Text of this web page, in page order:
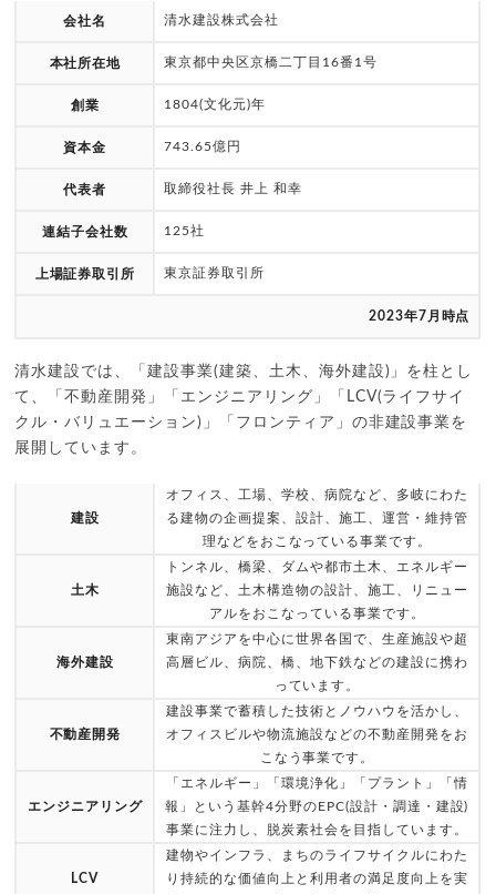
会社名 清水建設株式会社
本社所在地 東京都中央区京橋二丁目16番1号
創業 1804(文化元)年
資本金 743.65億円
代表者 取締役社長 井上 和幸
連結子会社数 125社
上場証券取引所 東京証券取引所
2023年7月時点
清水建設では、「建設事業(建築、土木、海外建設)」を柱とし
て、「不動産開発」「エンジニアリング」「LCV(ライフサイ
クル・バリュエーション)」「フロンティア」の非建設事業を
展開しています。
建設
オフィス、工場、学校、病院など、多岐にわた
る建物の企画提案、設計、施工、運営・維持管
理などをおこなっている事業です。
土木
トンネル、橋梁、ダムや都市土木、エネルギー
施設など、土木構造物の設計、施工、リニュー
アルをおこなっている事業です。
海外建設
東南アジアを中心に世界各国で、生産施設や超
高層ビル、病院、橋、地下鉄などの建設に携わ
っています。
不動産開発
建設事業で蓄積した技術とノウハウを活かし、
オフィスビルや物流施設などの不動産開発をお
こなう事業です。
エンジニアリング
「エネルギー」「環境浄化」「プラント」「情
報」という基幹4分野のEPC(設計・調達・建設)
事業に注力し、脱炭素社会を目指しています。
LCV
建物やインフラ、まちのライフサイクルにわた
り持続的な価値向上と利用者の満足度向上を実